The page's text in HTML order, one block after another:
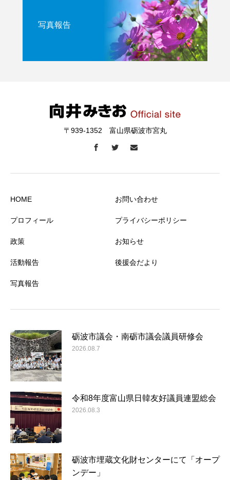
写真報告
〒939-1352 富山県砺波市宮丸
HOME
プロフィール
政策
活動報告
写真報告
お問い合わせ
プライバシーポリシー
お知らせ
後援会だより
砺波市議会・南砺市議会議員研修会
2026.08.7
令和8年度富山県日韓友好議員連盟総会
2026.08.3
砺波市埋蔵文化財センターにて「オープ
ンデー」